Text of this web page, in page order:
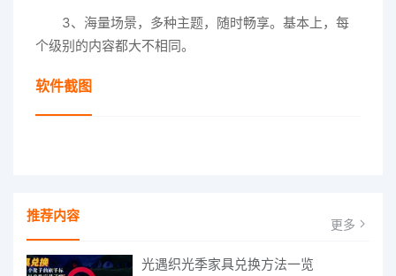
3、海量场景，多种主题，随时畅享。基本上，每
个级别的内容都大不相同。
软件截图
推荐内容 更多
光遇织光季家具兑换方法一览